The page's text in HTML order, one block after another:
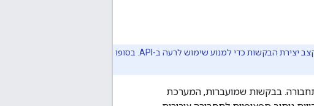
שירות התחבורה הציבורית נמצא כרגע בשלב ניסיוני. במהלך השלב הזה, נטמיע הגבלות על קצב יצירת הבקשות כדי למנוע שימוש לרעה ב-API. בסופו
בבקשות שמועברות, המערכת